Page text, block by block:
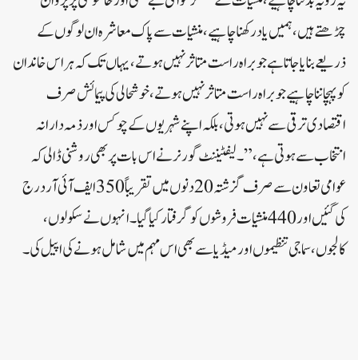
چڑھتے ہیں،ہمیں یاد رکھنا چاہیے،منشیات سے پاک معاشرہ ان لوگوں کے
ذریعے بنایا جاتا ہے جو براہ راست متاثر نہیں ہوتے، یہاں تک کہ ہر اس خاندان
کو پہچاننا چاہیے جو براہ راست متاثر نہیں ہوتے، خوشحالی کی پیمائش صرف
اقتصادی ترقی سے نہیں ہوتی، بلکہ اپنے شہریوں کے چوکس اور ذمہ دارانہ
انتخاب سے ہوتی ہے،” ۔لیفٹیننٹ گورنر نے اس بات پر بھی روشنی ڈالی کہ
عوامی تعاون سے صرف گزشتہ 20 دنوں میں تقریباً 350 ایف آئی آر درج
کی گئیں اور 440 منشیات فروشوں کو گرفتار کیا گیا۔ انہوں نے سکولوں،
کالجوں، سماجی تنظیموں اور میڈیا سے بھی اس مہم میں شامل ہونے کی اپیل کی۔